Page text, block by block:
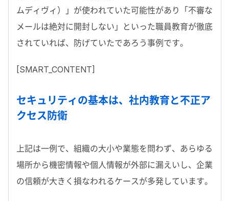
ムディヴィ）」が使われていた可能性があり「不審な
メールは絶対に開封しない」といった職員教育が徹底
されていれば、防げていたであろう事例です。
[SMART_CONTENT]
セキュリティの基本は、社内教育と不正ア
クセス防衛
上記は一例で、組織の大小や業態を問わず、あらゆる
場所から機密情報や個人情報が外部に漏えいし、企業
の信頼が大きく損なわれるケースが多発しています。